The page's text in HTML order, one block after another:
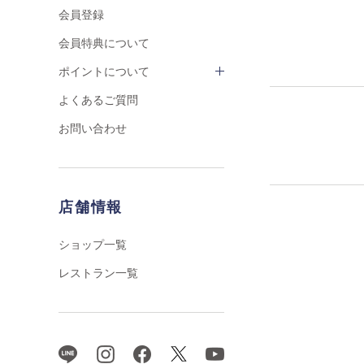
会員登録
会員特典について
ポイントについて
よくあるご質問
お問い合わせ
店舗情報
ショップ一覧
レストラン一覧